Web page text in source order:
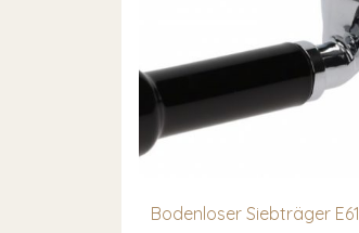
Bodenloser Siebträger E61